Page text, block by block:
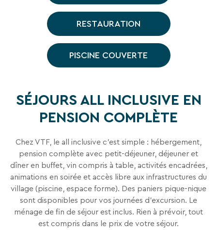
RESTAURATION
PISCINE COUVERTE
SÉJOURS ALL INCLUSIVE EN
PENSION COMPLÈTE
Chez VTF, le all inclusive c'est simple : hébergement,
pension complète avec petit-déjeuner, déjeuner et
dîner en buffet, vin compris à table, activités encadrées,
animations en soirée et accès libre aux infrastructures du
village (piscine, espace forme). Des paniers pique-nique
sont disponibles pour vos journées d'excursion. Le
ménage de fin de séjour est inclus. Rien à prévoir, tout
est compris dans le prix de votre séjour.